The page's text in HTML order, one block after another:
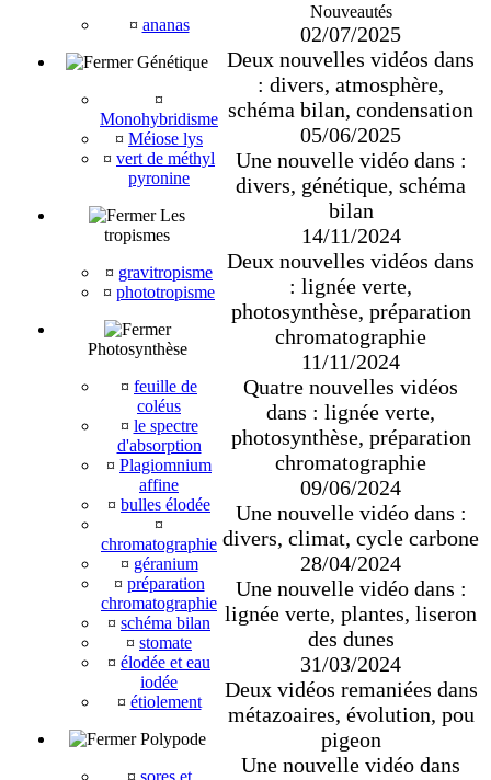
¤ ananas
Génétique
¤
Monohybridisme
¤ Méiose lys
¤ vert de méthyl
pyronine
Les
tropismes
¤ gravitropisme
¤ phototropisme
Photosynthèse
¤ feuille de
coléus
¤ le spectre
d'absorption
¤ Plagiomnium
affine
¤ bulles élodée
¤
chromatographie
¤ géranium
¤ préparation
chromatographie
¤ schéma bilan
¤ stomate
¤ élodée et eau
iodée
¤ étiolement
Polypode
¤ sores et
Nouveautés
02/07/2025
Deux nouvelles vidéos dans
: divers, atmosphère,
schéma bilan, condensation
05/06/2025
Une nouvelle vidéo dans :
divers, génétique, schéma
bilan
14/11/2024
Deux nouvelles vidéos dans
: lignée verte,
photosynthèse, préparation
chromatographie
11/11/2024
Quatre nouvelles vidéos
dans : lignée verte,
photosynthèse, préparation
chromatographie
09/06/2024
Une nouvelle vidéo dans :
divers, climat, cycle carbone
28/04/2024
Une nouvelle vidéo dans :
lignée verte, plantes, liseron
des dunes
31/03/2024
Deux vidéos remaniées dans
métazoaires, évolution, pou
pigeon
Une nouvelle vidéo dans